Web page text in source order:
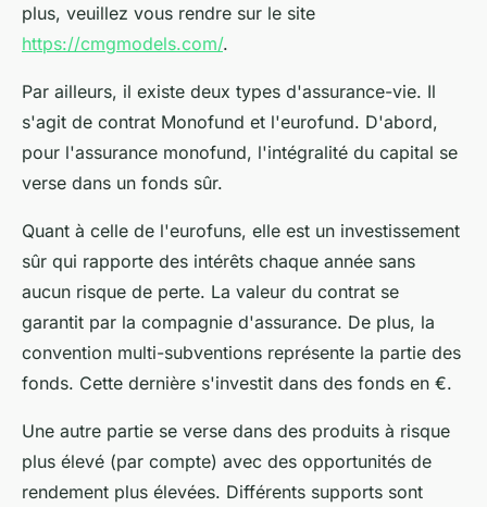
plus, veuillez vous rendre sur le site
https://cmgmodels.com/.
Par ailleurs, il existe deux types d'assurance-vie. Il
s'agit de contrat Monofund et l'eurofund. D'abord,
pour l'assurance monofund, l'intégralité du capital se
verse dans un fonds sûr.
Quant à celle de l'eurofuns, elle est un investissement
sûr qui rapporte des intérêts chaque année sans
aucun risque de perte. La valeur du contrat se
garantit par la compagnie d'assurance. De plus, la
convention multi-subventions représente la partie des
fonds. Cette dernière s'investit dans des fonds en €.
Une autre partie se verse dans des produits à risque
plus élevé (par compte) avec des opportunités de
rendement plus élevées. Différents supports sont